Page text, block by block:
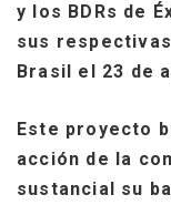
y los BDRs de
sus
Brasil el 23 de
Este proyecto
acción de la
sustancial su